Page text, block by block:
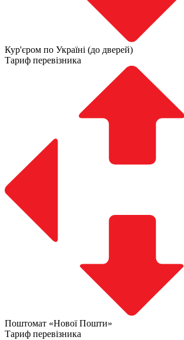
Кур'єром по Україні (до дверей)
Тариф перевізника
Поштомат «Нової Пошти»
Тариф перевізника